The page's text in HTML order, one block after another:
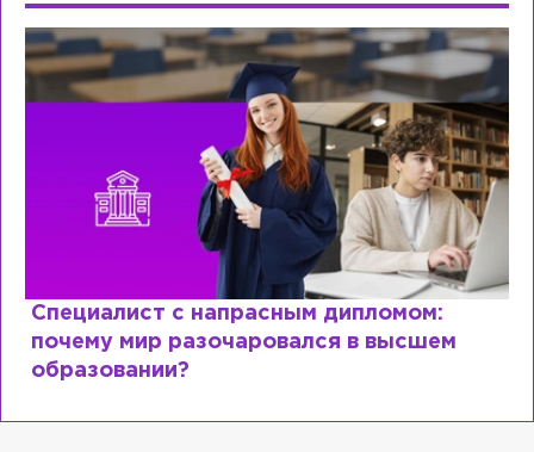
Специалист с напрасным дипломом:
почему мир разочаровался в высшем
образовании?